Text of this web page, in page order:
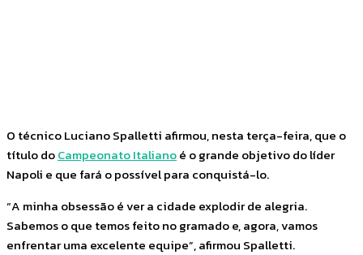
O técnico Luciano Spalletti afirmou, nesta terça-feira, que o
título doCampeonato Italianoé o grande objetivo do líder
Napoli e que fará o possível para conquistá-lo.
“A minha obsessão é ver a cidade explodir de alegria.
Sabemos o que temos feito no gramado e, agora, vamos
enfrentar uma excelente equipe”, afirmou Spalletti.